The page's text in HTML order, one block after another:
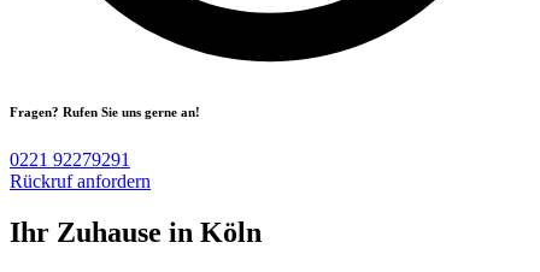
Fragen? Rufen Sie uns gerne an!
0221 92279291
Rückruf anfordern
Ihr Zuhause in Köln